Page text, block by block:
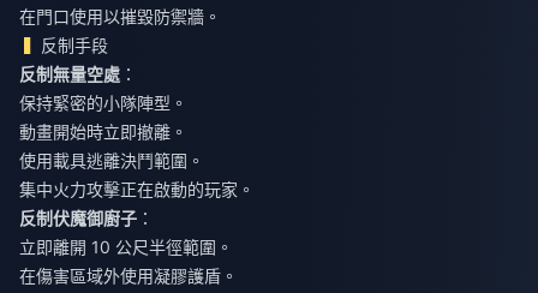
在門口使用以摧毀防禦牆。
反制手段
反制無量空處 ：
保持緊密的小隊陣型。
動畫開始時立即撤離。
使用載具逃離決鬥範圍。
集中火力攻擊正在啟動的玩家。
反制伏魔御廚子 ：
立即離開 10 公尺半徑範圍。
在傷害區域外使用凝膠護盾。